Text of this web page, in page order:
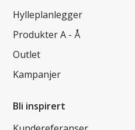
Hylleplanlegger
Produkter A - Å
Outlet
Kampanjer
Bli inspirert